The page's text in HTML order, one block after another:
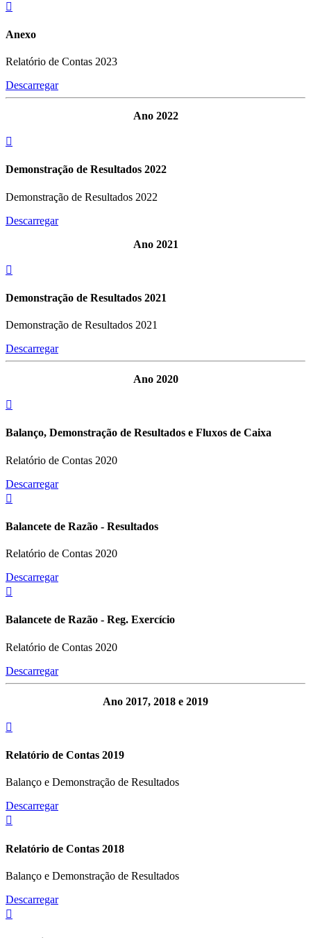
Anexo
Relatório de Contas 2023
Descarregar
Ano 2022
Demonstração de Resultados 2022
Demonstração de Resultados 2022
Descarregar
Ano 2021
Demonstração de Resultados 2021
Demonstração de Resultados 2021
Descarregar
Ano 2020
Balanço, Demonstração de Resultados e Fluxos de Caixa
Relatório de Contas 2020
Descarregar
Balancete de Razão - Resultados
Relatório de Contas 2020
Descarregar
Balancete de Razão - Reg. Exercício
Relatório de Contas 2020
Descarregar
Ano 2017, 2018 e 2019
Relatório de Contas 2019
Balanço e Demonstração de Resultados
Descarregar
Relatório de Contas 2018
Balanço e Demonstração de Resultados
Descarregar